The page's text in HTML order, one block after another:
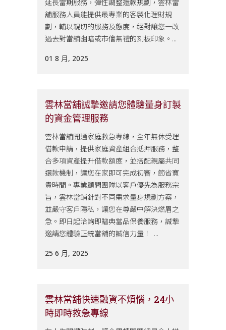
延長當期服務，彈性調整還款規劃，雲林當
舖服務人員能提供最專業的客製化理財規
劃，輔以親切的服務及態度，絕對讓您一改
過去對當舖幽暗或市儈無禮的刻板印象。...
01 8 月, 2025
雲林當舖誠摯邀請您體驗量身訂製
的資金管理服務
雲林當舖開通家庭救急專線，全年無休受理
借款申請，提供家庭資產組合抵押服務，整
合多項資產提升借款額度，並搭配親屬共同
還款機制，讓您在家即可完成初審，節省寶
貴時間。專業顧問團隊以客戶優先為服務宗
旨，雲林當舖針對不同需求量身規劃方案，
並嚴守客戶隱私，讓您在尊嚴中解決燃眉之
急。即日起洽詢即贈典當品保養服務，誠摯
邀請您體驗正統當舖的誠信力量！ ...
25 6 月, 2025
雲林當舖快速融資不煩惱，24小
時即時救急專線